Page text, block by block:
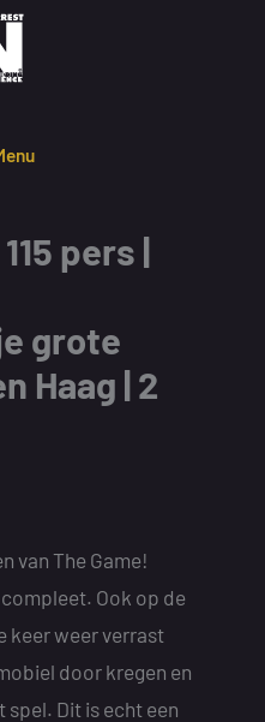
pers |
grote
Haag | 2
van The Game!
Ook op de
keer weer verrast
door kregen en
spel. Dit is echt een